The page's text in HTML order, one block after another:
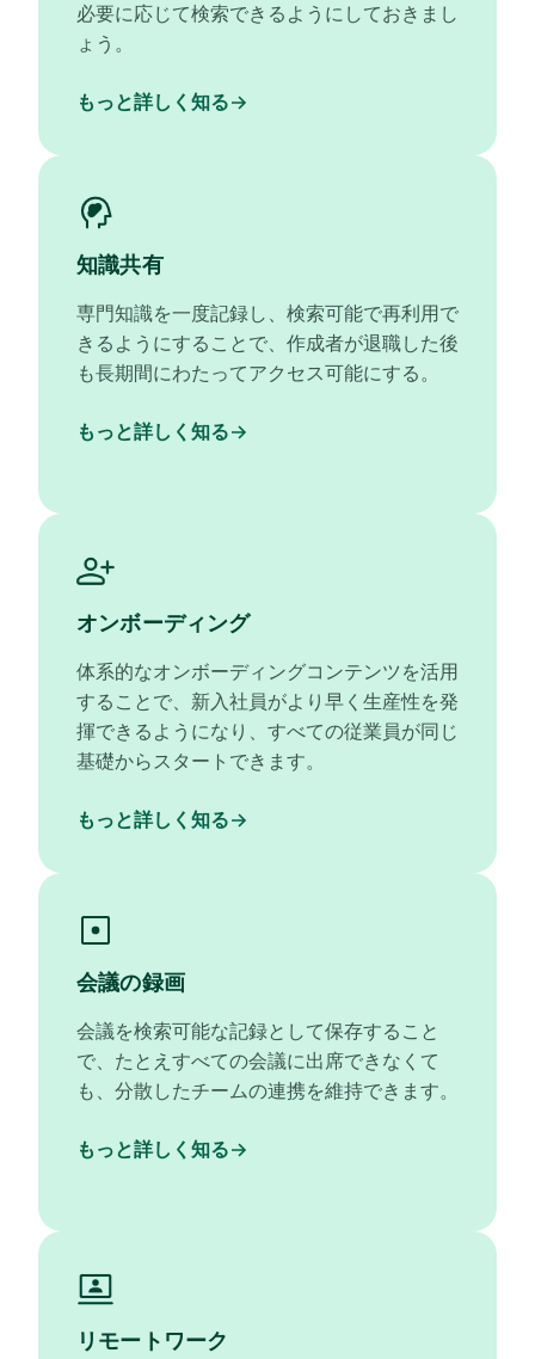
必要に応じて検索できるようにしておきまし
ょう。
もっと詳しく知る
知識共有
専門知識を一度記録し、検索可能で再利用で
きるようにすることで、作成者が退職した後
も長期間にわたってアクセス可能にする。
もっと詳しく知る
オンボーディング
体系的なオンボーディングコンテンツを活用
することで、新入社員がより早く生産性を発
揮できるようになり、すべての従業員が同じ
基礎からスタートできます。
もっと詳しく知る
会議の録画
会議を検索可能な記録として保存すること
で、たとえすべての会議に出席できなくて
も、分散したチームの連携を維持できます。
もっと詳しく知る
リモートワーク